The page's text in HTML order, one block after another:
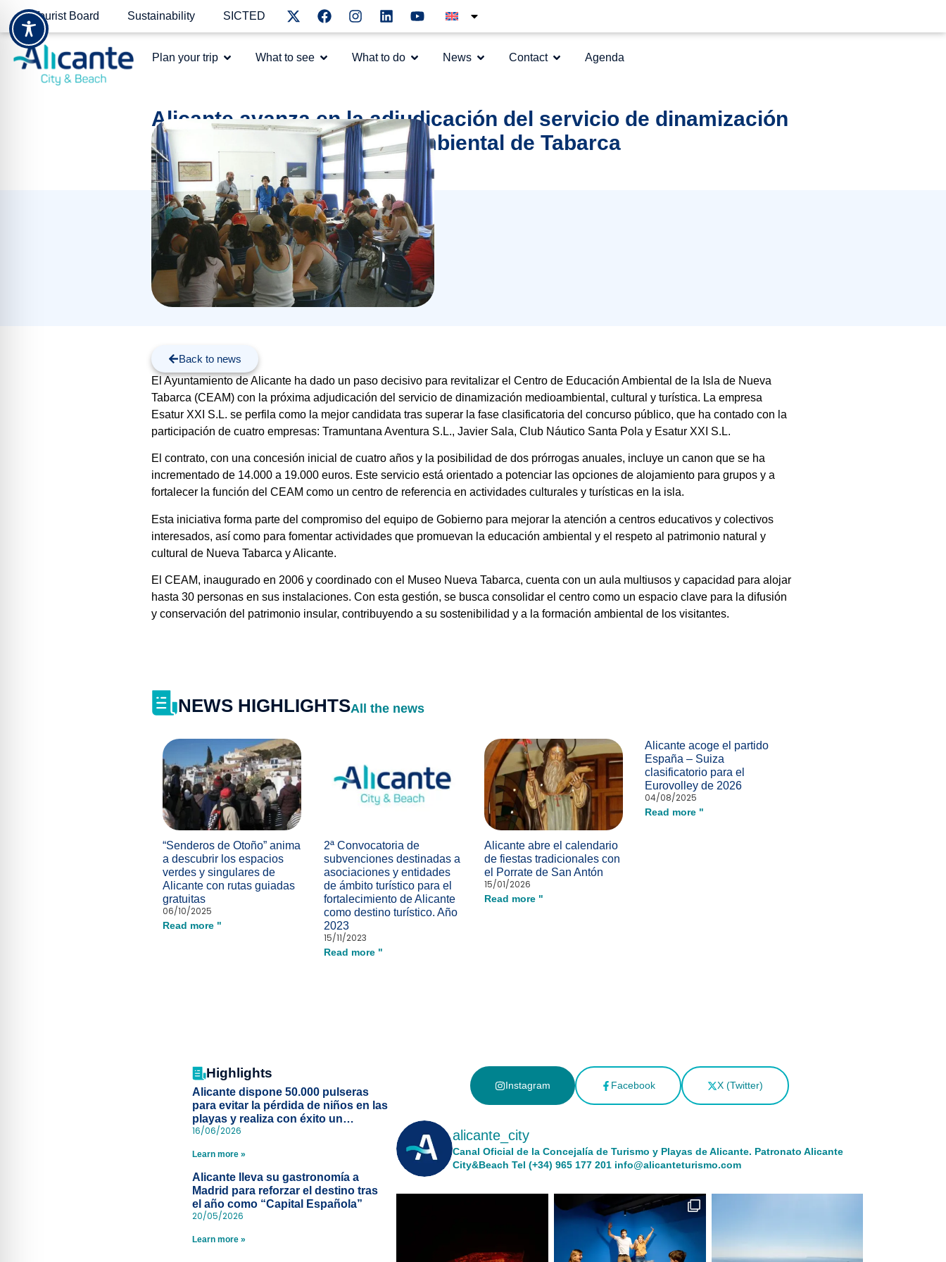
Tourist Board Sustainability SICTED
Plan your trip What to see What to do News Contact Agenda
Alicante avanza en la adjudicación del servicio de dinamización
del Centro de Educación Ambiental de Tabarca
August 25, 2025
Back to news
El Ayuntamiento de Alicante ha dado un paso decisivo para revitalizar el Centro de Educación Ambiental de la Isla de Nueva
Tabarca (CEAM) con la próxima adjudicación del servicio de dinamización medioambiental, cultural y turística. La empresa
Esatur XXI S.L. se perfila como la mejor candidata tras superar la fase clasificatoria del concurso público, que ha contado con la
participación de cuatro empresas: Tramuntana Aventura S.L., Javier Sala, Club Náutico Santa Pola y Esatur XXI S.L.
El contrato, con una concesión inicial de cuatro años y la posibilidad de dos prórrogas anuales, incluye un canon que se ha
incrementado de 14.000 a 19.000 euros. Este servicio está orientado a potenciar las opciones de alojamiento para grupos y a
fortalecer la función del CEAM como un centro de referencia en actividades culturales y turísticas en la isla.
Esta iniciativa forma parte del compromiso del equipo de Gobierno para mejorar la atención a centros educativos y colectivos
interesados, así como para fomentar actividades que promuevan la educación ambiental y el respeto al patrimonio natural y
cultural de Nueva Tabarca y Alicante.
El CEAM, inaugurado en 2006 y coordinado con el Museo Nueva Tabarca, cuenta con un aula multiusos y capacidad para alojar
hasta 30 personas en sus instalaciones. Con esta gestión, se busca consolidar el centro como un espacio clave para la difusión
y conservación del patrimonio insular, contribuyendo a su sostenibilidad y a la formación ambiental de los visitantes.
NEWS HIGHLIGHTSAll the news
“Senderos de Otoño” anima
a descubrir los espacios
verdes y singulares de
Alicante con rutas guiadas
gratuitas
06/10/2025
Read more "
2ª Convocatoria de
subvenciones destinadas a
asociaciones y entidades
de ámbito turístico para el
fortalecimiento de Alicante
como destino turístico. Año
2023
15/11/2023
Read more "
Alicante abre el calendario
de fiestas tradicionales con
el Porrate de San Antón
15/01/2026
Read more "
Alicante acoge el partido
España – Suiza
clasificatorio para el
Eurovolley de 2026
04/08/2025
Read more "
Highlights
Alicante dispone 50.000 pulseras
para evitar la pérdida de niños en las
playas y realiza con éxito un
simulacro de socorrismo
16/06/2026
Learn more »
Alicante lleva su gastronomía a
Madrid para reforzar el destino tras
el año como “Capital Española”
20/05/2026
Learn more »
Instagram Facebook X (Twitter)
alicante_city
Canal Oficial de la Concejalía de Turismo y Playas de Alicante. Patronato Alicante
City&Beach Tel (+34) 965 177 201info@alicanteturismo.com